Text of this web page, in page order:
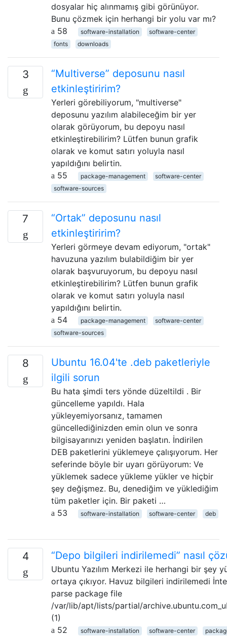
dosyalar hiç alınmamış gibi görünüyor.
Bunu çözmek için herhangi bir yolu var mı?
58
software-installation
software-center
fonts
downloads
3
“Multiverse” deposunu nasıl
etkinleştiririm?
Yerleri görebiliyorum, "multiverse"
deposunu yazılım alabileceğim bir yer
olarak görüyorum, bu depoyu nasıl
etkinleştirebilirim? Lütfen bunun grafik
olarak ve komut satırı yoluyla nasıl
yapıldığını belirtin.
55
package-management
software-center
software-sources
7
“Ortak” deposunu nasıl
etkinleştiririm?
Yerleri görmeye devam ediyorum, "ortak"
havuzuna yazılım bulabildiğim bir yer
olarak başvuruyorum, bu depoyu nasıl
etkinleştirebilirim? Lütfen bunun grafik
olarak ve komut satırı yoluyla nasıl
yapıldığını belirtin.
54
package-management
software-center
software-sources
8
Ubuntu 16.04'te .deb paketleriyle
ilgili sorun
Bu hata şimdi ters yönde düzeltildi . Bir
güncelleme yapıldı. Hala
yükleyemiyorsanız, tamamen
güncellediğinizden emin olun ve sonra
bilgisayarınızı yeniden başlatın. İndirilen
DEB paketlerini yüklemeye çalışıyorum. Her
seferinde böyle bir uyarı görüyorum: Ve
yüklemek sadece yükleme yükler ve hiçbir
şey değişmez. Bu, denediğim ve yüklediğim
tüm paketler için. Bir paketi …
53
software-installation software-center deb
4 “Depo bilgileri indirilemedi” nasıl
Ubuntu Yazılım Merkezi ile herhangi bir şey
ortaya çıkıyor. Havuz bilgileri indirilemedi
parse package file
/var/lib/apt/lists/partial/
(1)
52
software-installation software-center